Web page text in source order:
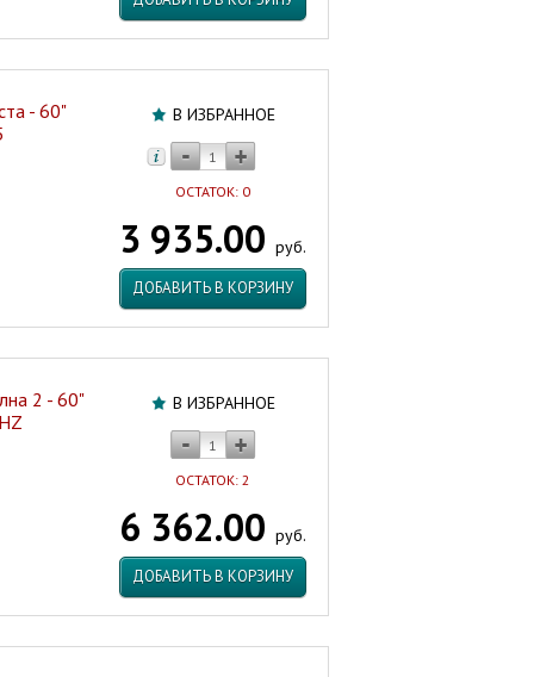
В ИЗБРАННОЕ
ОСТАТОК: 0
3 935.00 руб.
ДОБАВИТЬ В КОРЗИНУ
- 60"
В ИЗБРАННОЕ
ОСТАТОК: 2
6 362.00 руб.
ДОБАВИТЬ В КОРЗИНУ
2 - 60"